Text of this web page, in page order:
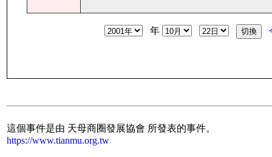
年
這個事件是由 天母商圈發展協會 所發表的事件。
https://www.tianmu.org.tw